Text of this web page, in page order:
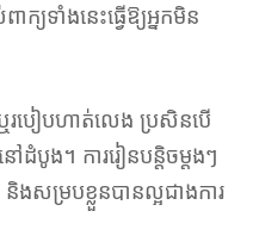
ទាំងនេះធ្វើឱ្យអ្នកមិន
របៀបហាត់លេង ប្រសិនបើ
បូង។ ការរៀនបន្តិចម្តងៗ
ងសម្របខ្លួនបានល្អជាងការ